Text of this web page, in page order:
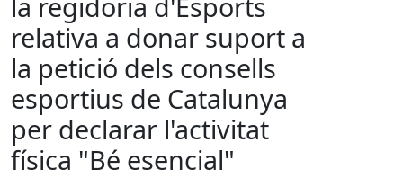
relativa a donar suport a
la petició dels consells
esportius de Catalunya
per declarar l'activitat
física "Bé esencial"